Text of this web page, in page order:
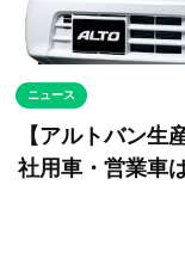
ニュース
【アルトバン生
社用車・営業車